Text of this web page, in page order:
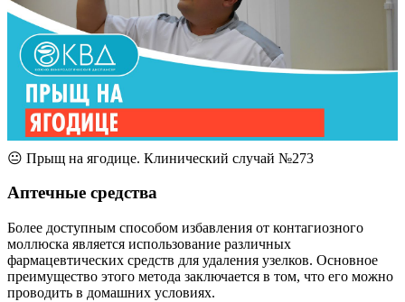
😐 Прыщ на ягодице. Клинический случай №273
Аптечные средства
Более доступным способом избавления от контагиозного
моллюска является использование различных
фармацевтических средств для удаления узелков. Основное
преимущество этого метода заключается в том, что его можно
проводить в домашних условиях.